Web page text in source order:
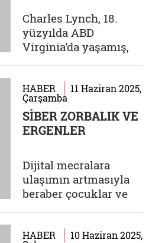
dönüştürdü. Dijital
ağlar, yeni bir yaşam
tarzı inşa etmekle
kalmadı;...
Charles Lynch, 18.
yüzyılda ABD
Virginia'da yaşamış,
Ömrünü böyle
tamamlamış olsaydı
bu yazıya misafir
olması mümkün
ABD'de çok meşhur
oldu. Virginia'da bir
kente ismi verildi,
hukukla ilgili en...
HABER 11 Haziran 2025,
Çarşamba
SİBER ZORBALIK VE
ERGENLER
Dijital mecralara
ulaşımın artmasıyla
beraber çocuklar ve
karşıya kalıyor.
HABER 10 Haziran 2025,